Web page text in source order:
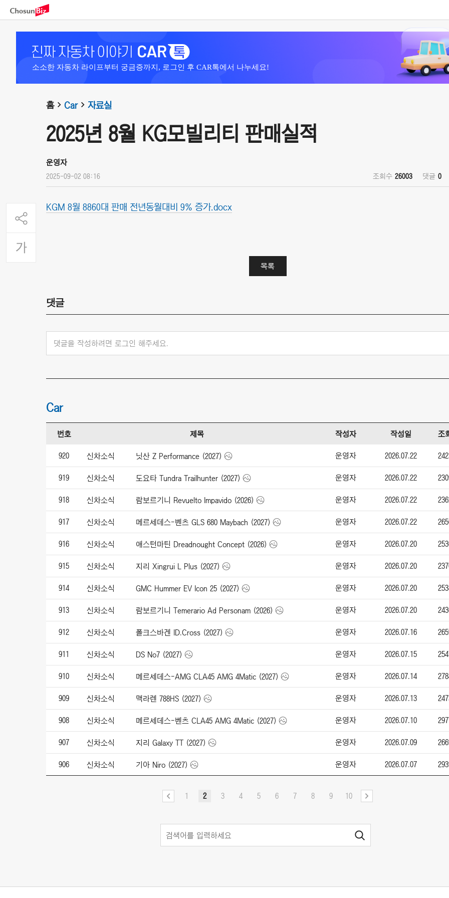
소소한 자동차 라이프부터 궁금증까지, 로그인 후 CAR톡에서 나누세요!
홈 Car 자료실
2025년 8월 KG모빌리티 판매실적
운영자
2025-09-02 08:16 조회수 26003 댓글 0
KGM 8월 8860대 판매 전년동월대비 9% 증가.docx
목록
댓글
댓글을 작성하려면 로그인 해주세요.
Car
번호 제목 작성자 작성일 조
920 신차소식 닛산 Z Performance (2027) 운영자 2026.07.22
919 신차소식 도요타 Tundra Trailhunter (2027) 운영자 2026.07.22
918 신차소식 람보르기니 Revuelto Impavido (2026) 운영자 2026.07.22
917 신차소식 메르세데스-벤츠 GLS 680 Maybach (2027) 운영자 2026.07.22
916 신차소식 애스턴마틴 Dreadnought Concept (2026) 운영자 2026.07.20
915 신차소식 지리 Xingrui L Plus (2027) 운영자 2026.07.20
914 신차소식 GMC Hummer EV Icon 25 (2027) 운영자 2026.07.20
913 신차소식 람보르기니 Temerario Ad Personam (2026) 운영자 2026.07.20
912 신차소식 폴크스바겐 ID.Cross (2027) 운영자 2026.07.16
911 신차소식 DS No7 (2027) 운영자 2026.07.15
910 신차소식 메르세데스-AMG CLA45 AMG 4Matic (2027) 운영자 2026.07.14
909 신차소식 맥라렌 788HS (2027) 운영자 2026.07.13
908 신차소식 메르세데스-벤츠 CLA45 AMG 4Matic (2027) 운영자 2026.07.10
907 신차소식 지리 Galaxy TT (2027) 운영자 2026.07.09
906 신차소식 기아 Niro (2027) 운영자 2026.07.07
1 2 3 4 5 6 7 8 9 10